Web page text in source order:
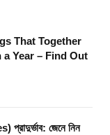
That Together
a Year – Find Out
প্রাদুর্ভাব: জেনে নিন